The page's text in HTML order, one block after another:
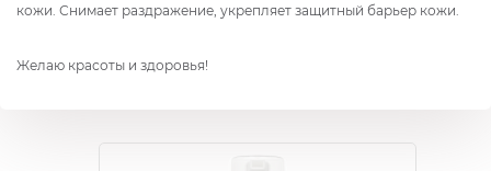
кожи. Снимает раздражение, укрепляет защитный барьер кожи.
Желаю красоты и здоровья!